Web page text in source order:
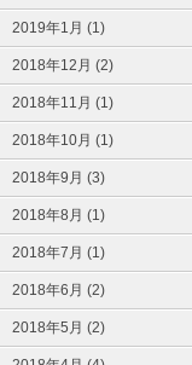
2019年1月 (1)
2018年12月 (2)
2018年11月 (1)
2018年10月 (1)
2018年9月 (3)
2018年8月 (1)
2018年7月 (1)
2018年6月 (2)
2018年5月 (2)